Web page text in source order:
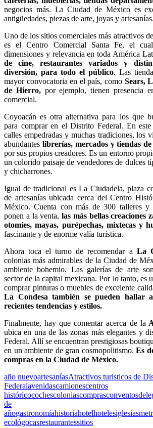
negocios más. La Ciudad de México es
antigüedades, piezas de arte, joyas y artesanías.
Uno de los sitios comerciales más atractivos
es el Centro Comercial Santa Fe, el
dimensiones y relevancia en toda América
de cine, restaurantes variados y
diversión, para todo el público. Las
mayor convocatoria en el país, como Sears,
de Hierro,por ejemplo, tienen presencia
comercial.
Coyoacán es otra alternativa para los que
para comprar en el Distrito Federal. En
calles empedradas y muchas tradiciones, los
abundantes librerías, mercados y tiendas de
por sus propios creadores. Es un entorno
un colorido paisaje de vendedores de dulces
y chicharrones.
Igual de tradicional es La Ciudadela, plaza
de artesanías ubicada cerca del Centro
México. Cuenta con más de 300 talleres y
ponen a la venta,las más bellas creaciones
otomíes, mayas, purépechas, mixtecas y
fascinante y de enorme valía turística.
Ahora toca el turno de recomendar a La
colonias más admirables de la Ciudad de
ambiente bohemio. Las galerías de arte
sector de la capital mexicana. Por lo tanto, es
comprar pinturas o muebles de excelente
La Condesa también se pueden hallar
recientes tendencias y estilos.
Finalmente, hay que comentar acerca de la
ubica en una de las zonas más elegantes y
Federal. Allí se encuentran prestigiosas
en un ambiente de gran cosmopolitismo. Es
compras en la Ciudad de México.
año nuevoartesaníasAtractivos turisticos de
Federalavenidascamionescentros
históricocochescoloniascomprasconventos
de
añogastronomíahistoriahotelhotelesiglesias
ecológocasrestaurantessitios